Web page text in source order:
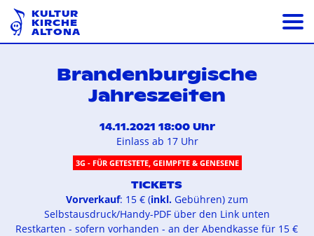
KULTUR
KIRCHE
ALTONA
Brandenburgische
Jahreszeiten
14.11.2021 18:00 Uhr
Einlass ab 17 Uhr
3G - FÜR GETESTETE, GEIMPFTE & GENESENE
TICKETS
Vorverkauf: 15 € (inkl.Gebühren) zum
Selbstausdruck/Handy-PDF über den Link unten
Restkarten - sofern vorhanden - an der Abendkasse für 15 €